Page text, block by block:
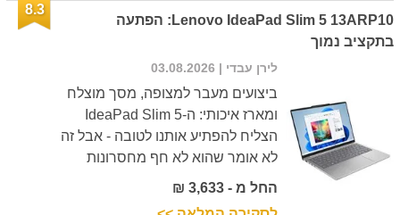
Lenovo IdeaPad Slim 5 13ARP10: הפתעה
בתקציב נמוך
8.3
לירן עבדי | 03.08.2026
ביצועים מעבר למצופה, מסך מוצלח
ומארז איכותי: ה-IdeaPad Slim 5
הצליח להפתיע אותנו לטובה - אבל זה
לא אומר שהוא לא חף מחסרונות
החל מ - 3,633 ₪